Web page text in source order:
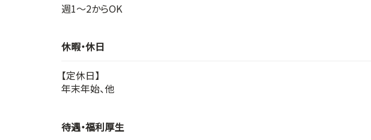
週1～2からOK
休暇・休日
【定休日】
年末年始、他
待遇・福利厚生